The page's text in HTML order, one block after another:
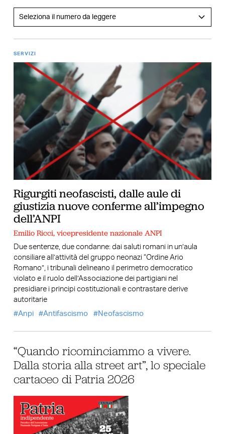
SERVIZI
Rigurgiti neofascisti, dalle aule di
giustizia nuove conferme all’impegno
dell’ANPI
Emilio Ricci, vicepresidente nazionale ANPI
Due sentenze, due condanne: dai saluti romani in un’aula
consiliare all’attività del gruppo neonazi “Ordine Ario
Romano”, i tribunali delineano il perimetro democratico
violato e il ruolo dell’Associazione dei partigiani nel
presidiare i principi costituzionali e contrastare derive
autoritarie
Anpi
Antifascismo Neofascismo
“Quando ricominciammo a vivere.
Dalla storia alla street art”, lo speciale
cartaceo di Patria 2026